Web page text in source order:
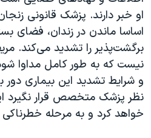
اساسا ماندن در زندان، فضای
برگشت‌پذیر را تشدید می‌کند.
نیست که به طور کامل مداوا شود
و شرایط تشدید این بیماری دور
نظر پزشک متخصص قرار نگیرد
خواهد کرد و به مرحله